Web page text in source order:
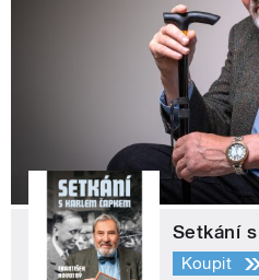
Setkání
Koupit